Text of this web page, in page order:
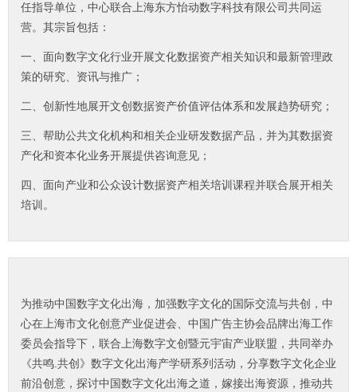
任指导单位，中心联合上海东方怡动数字科技有限公司共同运
营。其宗旨包括：
一、面向数字文化行业开展文化数据资产相关知识和最新管理政
策的研究、资讯与推广；
二、创新性地展开文创数据资产价值评估体系和发展趋势研究；
三、帮助公共文化机构和相关企业研发数据产品，并为其数据资
产化和资本化业务开展提供咨询意见；
四、面向产业和公众设计数据资产相关培训课程并联合展开相关
培训。
为推动中国数字文化出海，加强数字文化的国际交流与共创，中
心在上海市文化创意产业促进会、中国广告主协会品牌出海工作
委员会指导下，联合上海数字文创暨元宇宙产业联盟，共同举办
《共鸣.共创》数字文化出海产学研系列活动，分享数字文化企业
前沿创意，探讨中国数字文化出海之道，嫁接出海资源，推动共